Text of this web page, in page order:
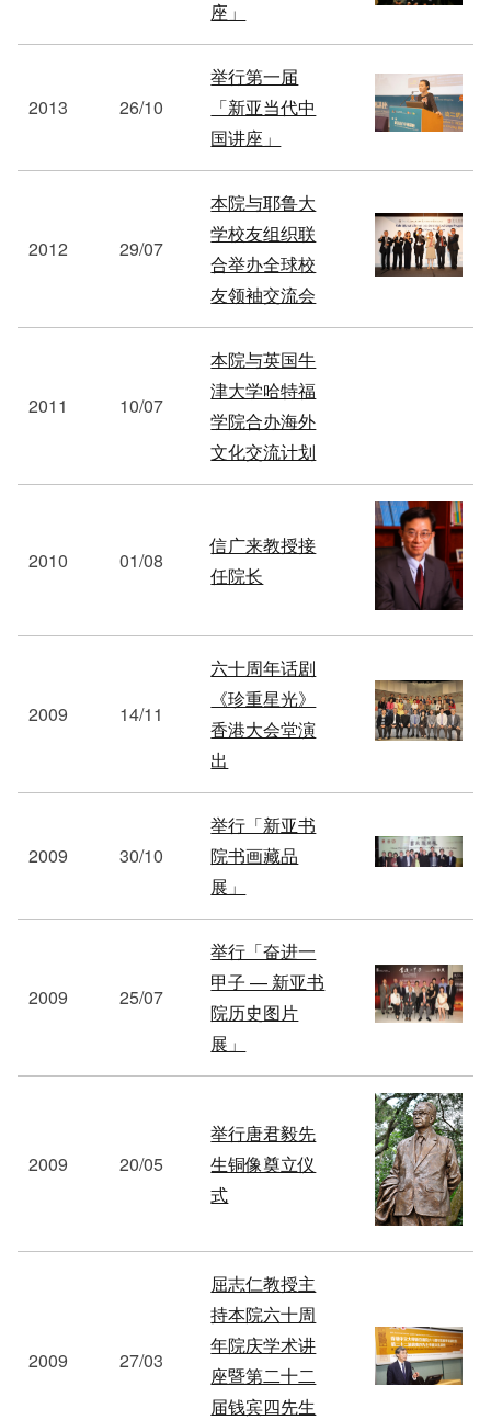
座」
2013 26/10
举行第一届
「新亚当代中
国讲座」
2012 29/07
本院与耶鲁大
学校友组织联
合举办全球校
友领袖交流会
2011 10/07
本院与英国牛
津大学哈特福
学院合办海外
文化交流计划
2010 01/08
信广来教授接
任院长
2009 14/11
六十周年话剧
《珍重星光》
香港大会堂演
出
2009 30/10
举行「新亚书
院书画藏品
展」
2009 25/07
举行「奋进一
甲子 — 新亚书
院历史图片
展」
2009 20/05
举行唐君毅先
生铜像奠立仪
式
2009 27/03
屈志仁教授主
持本院六十周
年院庆学术讲
座暨第二十二
届钱宾四先生